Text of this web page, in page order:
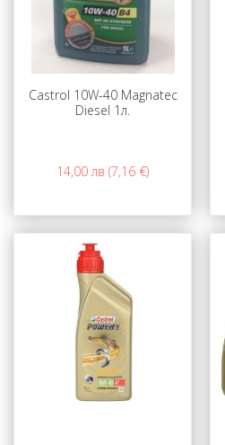
Castrol 10W-40 Magnatec
Diesel 1л.
14,00 лв (7,16 €)